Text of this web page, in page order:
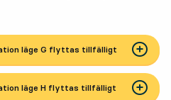
läge G flyttas tillfälligt
läge H flyttas tillfälligt